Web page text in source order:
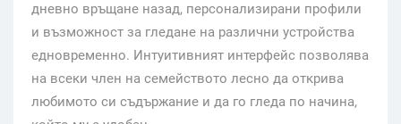
дневно връщане назад, персонализирани профили
и възможност за гледане на различни устройства
едновременно. Интуитивният интерфейс позволява
на всеки член на семейството лесно да открива
любимото си съдържание и да го гледа по начина,